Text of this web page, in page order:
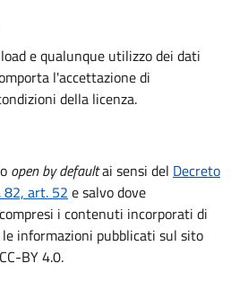
e qualunque utilizzo dei dati
l'accettazione di
della licenza.
open by defaultai sensi del Decreto
art. 52 e salvo dove
i contenuti incorporati di
informazioni pubblicati sul sito
BY 4.0.